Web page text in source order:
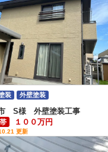
S様 外壁塗装工事
１００万円
更新
装 外壁塗装